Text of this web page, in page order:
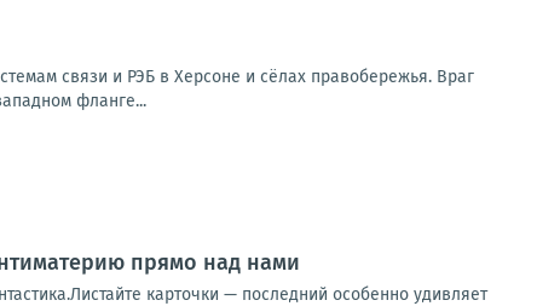
связи и РЭБ в Херсоне и сёлах правобережья. Враг
фланге...
прямо над нами
карточки — последний особенно удивляет